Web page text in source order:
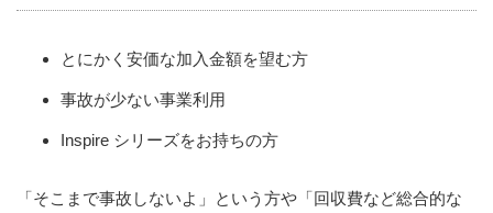
とにかく安価な加入金額を望む方
事故が少ない事業利用
Inspire シリーズをお持ちの方
「そこまで事故しないよ」という方や「回収費など総合的な